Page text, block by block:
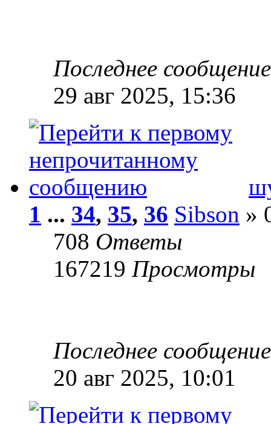
Последнее
29 авг 2025, 15:36
1 ... 34, 35, 36 Sibson »
708 Ответы
167219 Просмотры
Последнее
20 авг 2025, 10:01